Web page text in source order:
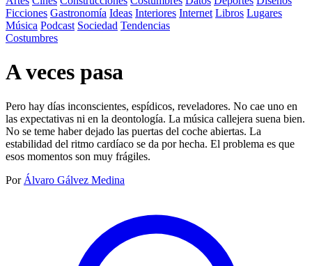
Ficciones Gastronomía Ideas Interiores Internet Libros Lugares
Música Podcast Sociedad Tendencias
Costumbres
A veces pasa
Pero hay días inconscientes, espídicos, reveladores. No cae uno en
las expectativas ni en la deontología. La música callejera suena bien.
No se teme haber dejado las puertas del coche abiertas. La
estabilidad del ritmo cardíaco se da por hecha. El problema es que
esos momentos son muy frágiles.
Por Álvaro Gálvez Medina